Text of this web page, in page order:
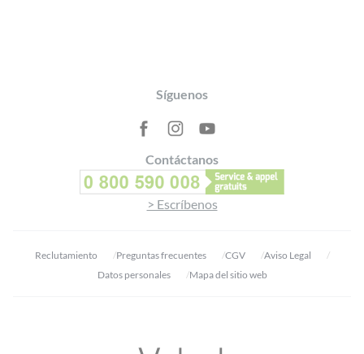
Síguenos
Contáctanos
> Escríbenos
Reclutamiento Preguntas frecuentes CGV
Aviso Legal
Datos personales
Mapa del sitio web